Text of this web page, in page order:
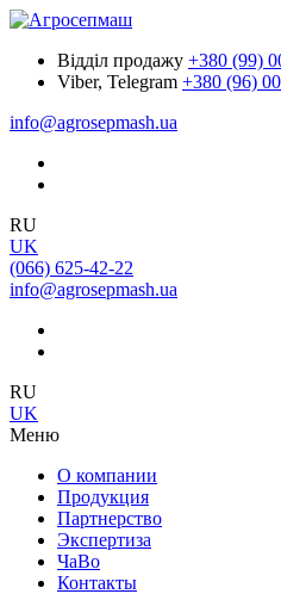
Відділ продажу +380 (99)
Viber, Telegram +380 (96)
info@agrosepmash.ua
RU
UK
(066) 625-42-22
info@agrosepmash.ua
RU
UK
Меню
О компании
Продукция
Партнерство
Экспертиза
ЧаВо
Контакты